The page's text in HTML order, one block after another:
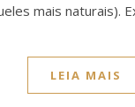
mais naturais).
LEIA MAIS